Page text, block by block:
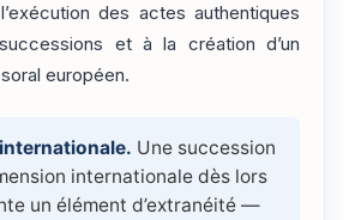
des actes authentiques
et à la création d’un
européen.
Une succession
internationale dès lors
un élément d’extranéité —